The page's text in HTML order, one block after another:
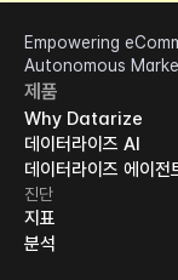
Empowering
Autonomous
제품
Why Datarize
데이터라이즈 AI
데이터라이즈 에이전
진단
지표
분석